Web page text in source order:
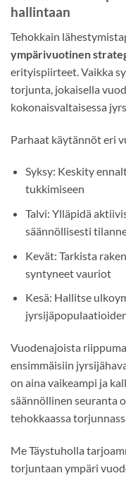
hallintaan
Tehokkain
ympärivuotinen
erityispiirteet. Vaikka
torjunta, jokaisella
kokonaisvaltaisessa
Parhaat käytännöt eri
Syksy: Keskity
tukkimiseen
Talvi: Ylläpidä
säännöllisesti
Kevät: Tarkista
syntyneet vauriot
Kesä: Hallitse
Vuodenajoista
ensimmäisiin
on aina vaikeampi ja
säännöllinen seuranta
tehokkaassa
Me Täystuholla
torjuntaan ympäri